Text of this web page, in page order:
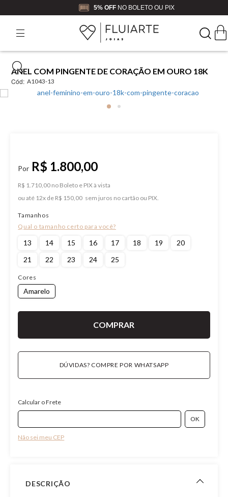
5% OFF NO BOLETO OU PIX
ANEL COM PINGENTE DE CORAÇÃO EM OURO 18K
Cód: A1043-13
R$ 1.800,00
R$ 1.710,00 no Boleto e PIX
ou
12x de R$ 150,00
Tamanhos
13 14 15 16 17 18 19
20
21
22 23 24 25
Cores
Amarelo
DÚVIDAS? COMPRE POR WHATSAPP
Calcular o Frete
Não sei meu CEP
DESCRIÇÃO